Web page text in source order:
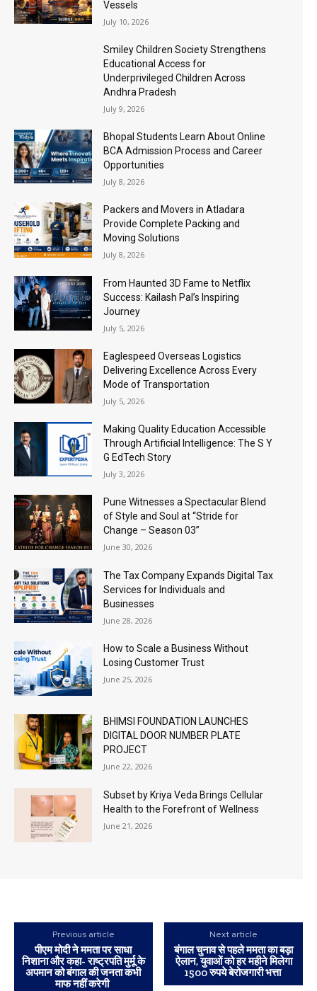
Vessels
July 10, 2026
Smiley Children Society Strengthens
Educational Access for
Underprivileged Children Across
Andhra Pradesh
July 9, 2026
Bhopal Students Learn About Online
BCA Admission Process and Career
Opportunities
July 8, 2026
Packers and Movers in Atladara
Provide Complete Packing and
Moving Solutions
July 8, 2026
From Haunted 3D Fame to Netflix
Success: Kailash Pal’s Inspiring
Journey
July 5, 2026
Eaglespeed Overseas Logistics
Delivering Excellence Across Every
Mode of Transportation
July 5, 2026
Making Quality Education Accessible
Through Artificial Intelligence: The S Y
G EdTech Story
July 3, 2026
Pune Witnesses a Spectacular Blend
of Style and Soul at “Stride for
Change – Season 03”
June 30, 2026
The Tax Company Expands Digital Tax
Services for Individuals and
Businesses
June 28, 2026
How to Scale a Business Without
Losing Customer Trust
June 25, 2026
BHIMSI FOUNDATION LAUNCHES
DIGITAL DOOR NUMBER PLATE
PROJECT
June 22, 2026
Subset by Kriya Veda Brings Cellular
Health to the Forefront of Wellness
June 21, 2026
Previous article
पीएम मोदी ने ममता पर साधा
निशाना और कहा- राष्ट्रपति मुर्मू के
अपमान को बंगाल की जनता कभी
माफ नहीं करेगी
Next article
बंगाल चुनाव से पहले ममता का बड़ा
ऐलान, युवाओं को हर महीने मिलेगा
1500 रुपये बेरोजगारी भत्ता